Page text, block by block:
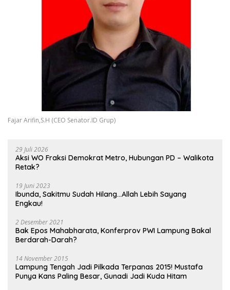
Fajar Arifin,S.H (CEO Senator.ID Grup)
29 Juli 2026
Aksi WO Fraksi Demokrat Metro, Hubungan PD – Walikota
Retak?
19 Juni 2023
Ibunda, Sakitmu Sudah Hilang…Allah Lebih Sayang
Engkau!
2 Desember 2021
Bak Epos Mahabharata, Konferprov PWI Lampung Bakal
Berdarah-Darah?
14 November 2015
Lampung Tengah Jadi Pilkada Terpanas 2015! Mustafa
Punya Kans Paling Besar, Gunadi Jadi Kuda Hitam